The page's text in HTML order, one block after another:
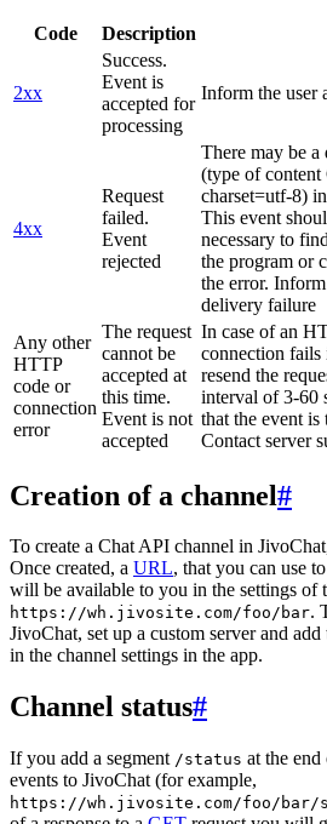
Code Description
2xx
Success.
Event is
accepted for
processing
Inform the user
4xx
Request
failed.
Event
rejected
There may be
(type of content
charset=utf-8)
This event
necessary to
the program or
the error.
delivery failure
Any other
HTTP
code or
connection
error
The request
cannot be
accepted at
this time.
Event is not
accepted
In case of an
connection fails
resend the
interval of 3-60
that the event
Contact server
Creation of a channel#
To create a Chat API channel in
Once created, a URL, that you can use
will be available to you in the settings of
https://wh.jivosite.com/foo/bar.
JivoChat, set up a custom server and
in the channel settings in the app.
Channel status#
If you add a segment /status at the
events to JivoChat (for example,
https://wh.jivosite.com/foo/bar/